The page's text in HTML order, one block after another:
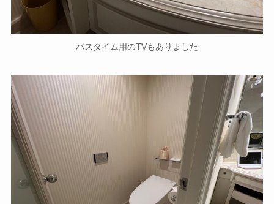
バスタイム用のTVもありました